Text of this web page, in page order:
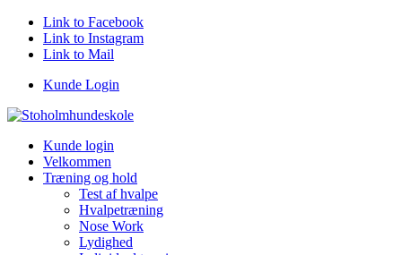
Link to Facebook
Link to Instagram
Link to Mail
Kunde Login
Kunde login
Velkommen
Træning og hold
Test af hvalpe
Hvalpetræning
Nose Work
Lydighed